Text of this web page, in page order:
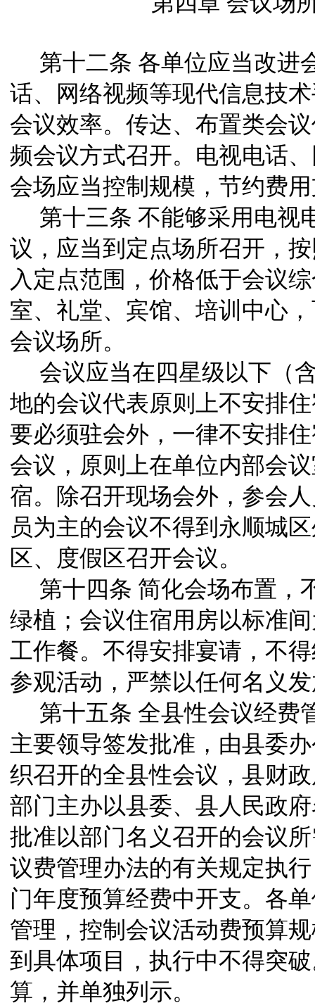
第十二条 各单位应当改进
话、网络视频等现代信息技
会议效率。传达、布置类会
频会议方式召开。电视电话
会场应当控制规模，节约费
第十三条不能够采用电视
议，应当到定点场所召开，
入定点范围，价格低于会议
室、礼堂、宾馆、培训中心
会议场所。
会议应当在四星级以下（
地的会议代表原则上不安排
要必须驻会外，一律不安排
会议，原则上在单位内部会
宿。除召开现场会外，参会
员为主的会议不得到永顺城
区、度假区召开会议。
第十四条 简化会场布置，
绿植；会议住宿用房以标准
工作餐。不得安排宴请，不
参观活动，严禁以任何名义
第十五条全县性会议经费
主要领导签发批准，由县委
织召开的全县性会议，县财
部门主办以县委、县人民政
批准以部门名义召开的会议
议费管理办法的有关规定执
门年度预算经费中开支。各
管理，控制会议活动费预算
到具体项目，执行中不得突
算，并单独列示。